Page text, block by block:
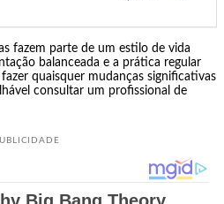
fazem parte de um estilo de vida
balanceada e a prática regular
quaisquer mudanças significativas
consultar um profissional de